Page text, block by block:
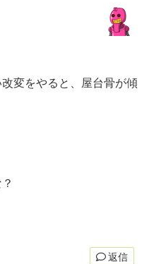
変をやると、屋台骨が傾
返信